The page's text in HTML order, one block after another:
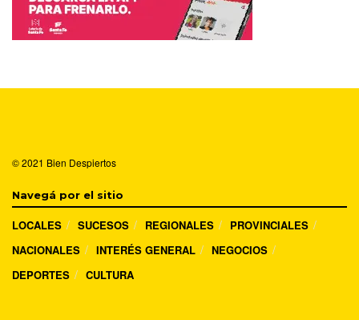
© 2021 Bien Despiertos
Navegá por el sitio
LOCALES SUCESOS REGIONALES
PROVINCIALES
NACIONALES
INTERÉS GENERAL
NEGOCIOS
DEPORTES
CULTURA